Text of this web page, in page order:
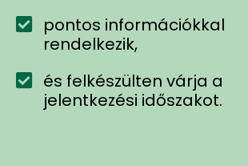
pontos információkkal
rendelkezik,
és felkészülten várja a
jelentkezési időszakot.